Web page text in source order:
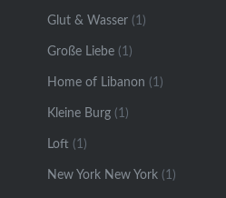
Glut & Wasser (1)
Große Liebe (1)
Home of Libanon (1)
Kleine Burg (1)
Loft (1)
New York New York (1)